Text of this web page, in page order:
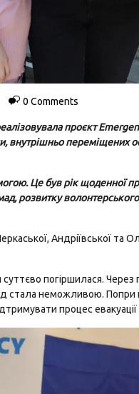
0 Comments
проєкт
внутрішньо переміщених
Це був рік щоденної
розвитку
Андріївської та
погіршилася. Через
стала неможливою.
процес